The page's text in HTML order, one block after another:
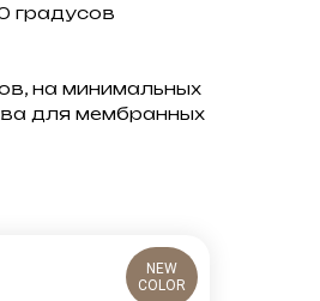
градусов
на минимальных
для мембранных
NEW
COLOR